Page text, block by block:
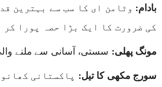
بادام: وٹامن ای کا سب سے بہترین
کی ضرورت کا ایک بڑا حصہ پورا کر
مونگ پھلی: سستی، آسانی سے ملنے
سورج مکھی کا تیل: پاکستانی